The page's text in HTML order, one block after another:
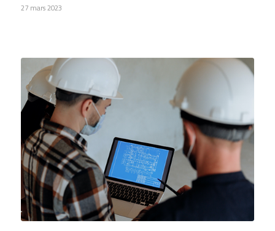
27 mars 2023